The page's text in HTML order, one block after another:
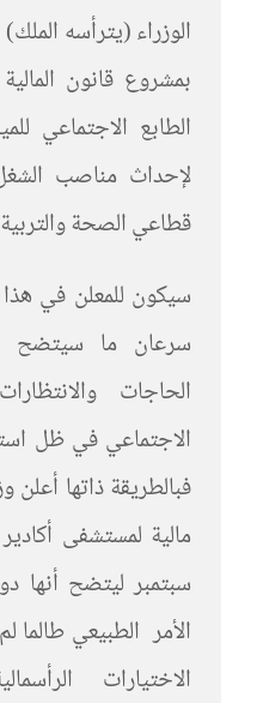
الطابع الاجتماعي
لإحداث مناصب
قطاعي الصحة
سيكون للمعلن في هذا
سرعان ما سيتضح
الحاجات
الاجتماعي في ظل
فبالطريقة ذاتها
سبتمبر ليتضح أنها
الأمر الطبيعي طالما
الاختيارات